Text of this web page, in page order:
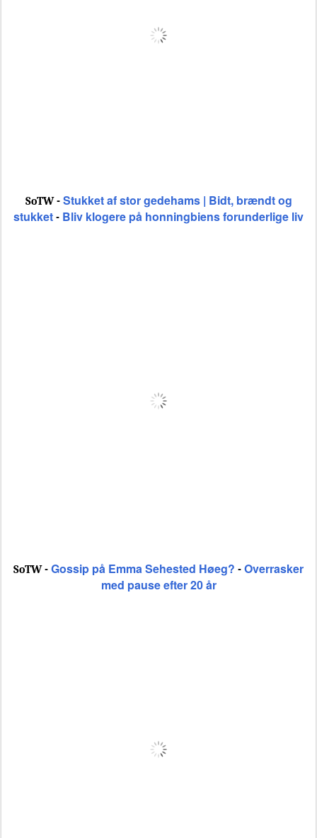
SoTW - Stukket af stor gedehams | Bidt, brændt og
stukket - Bliv klogere på honningbiens forunderlige liv
SoTW - Gossip på Emma Sehested Høeg? - Overrasker
med pause efter 20 år